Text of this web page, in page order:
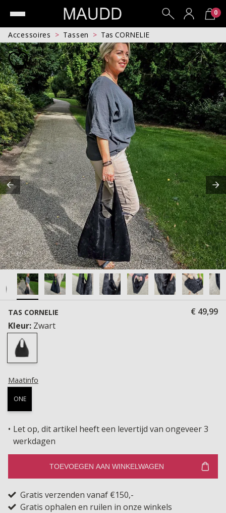
0
Accessoires Tassen Tas CORNELIE
TAS CORNELIE
€ 49,99
Kleur: Zwart
Maatinfo
ONE
Let op, dit artikel heeft een levertijd van ongeveer 3
werkdagen
TOEVOEGEN AAN WINKELWAGEN
Gratis verzenden vanaf €150,-
Gratis ophalen en ruilen in onze winkels